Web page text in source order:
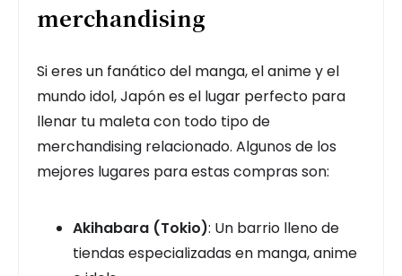
merchandising
Si eres un fanático del manga, el anime y el
mundo idol, Japón es el lugar perfecto para
llenar tu maleta con todo tipo de
merchandising relacionado. Algunos de los
mejores lugares para estas compras son:
Akihabara (Tokio): Un barrio lleno de
tiendas especializadas en manga, anime